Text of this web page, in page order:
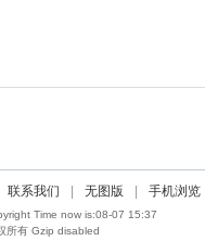
联系我们 无图版 手机浏览
Time now is:08-07 15:37
所有 Gzip disabled